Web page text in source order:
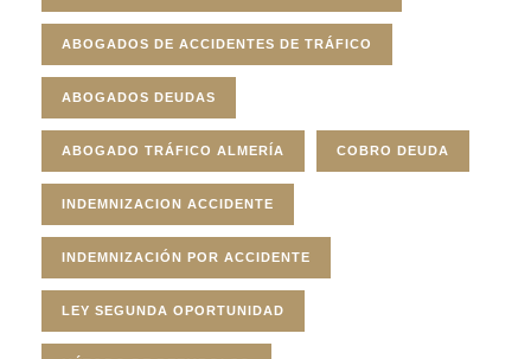
ABOGADOS DE ACCIDENTES DE TRÁFICO
ABOGADOS DEUDAS
ABOGADO TRÁFICO ALMERÍA COBRO DEUDA
INDEMNIZACION ACCIDENTE
INDEMNIZACIÓN POR ACCIDENTE
LEY SEGUNDA OPORTUNIDAD